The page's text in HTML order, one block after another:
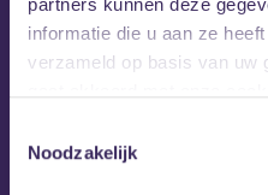
partners kunnen deze
informatie die u aan ze
verzameld op basis van uw
Noodzakelijk